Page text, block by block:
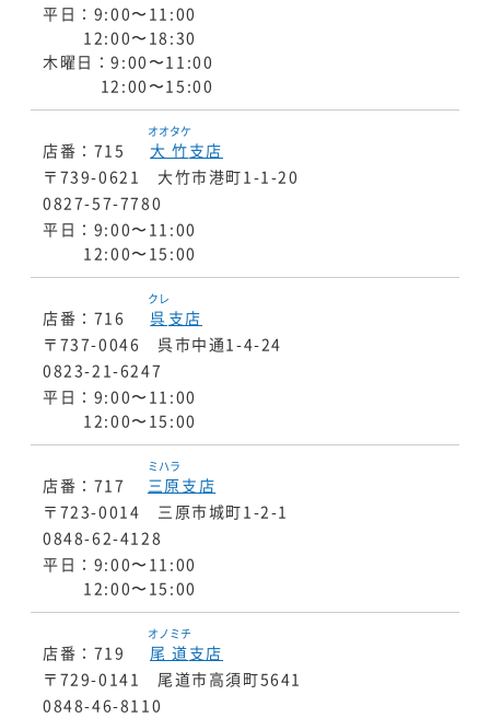
平日：9:00〜11:00
12:00〜18:30
木曜日：9:00〜11:00
12:00〜15:00
店番：715 大竹
オオタケ
支店
〒739-0621 大竹市港町1-1-20
0827-57-7780
平日：9:00〜11:00
12:00〜15:00
店番：716 呉
クレ
支店
〒737-0046 呉市中通1-4-24
0823-21-6247
平日：9:00〜11:00
12:00〜15:00
店番：717 三原
ミハラ
支店
〒723-0014 三原市城町1-2-1
0848-62-4128
平日：9:00〜11:00
12:00〜15:00
店番：719 尾道
オノミチ
支店
〒729-0141 尾道市高須町5641
0848-46-8110